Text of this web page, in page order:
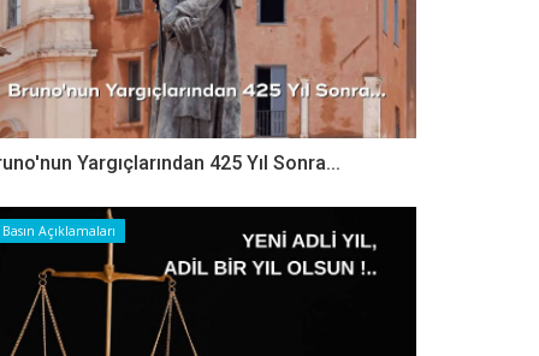
Yargıçlarından 425 Yıl Sonra...
Basın Açıklamaları